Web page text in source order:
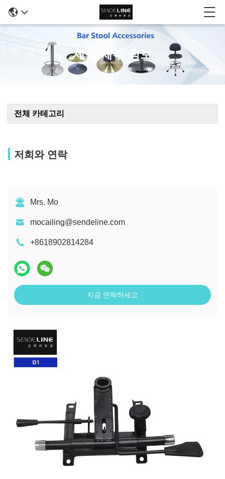
제품 세부 정보
전체 카테고리
저희와 연락
Mrs. Mo
mocailing@sendeline.com
+8618902814284
지금 연락하세요